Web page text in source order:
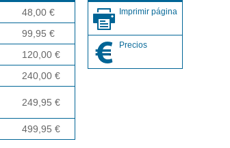
48,00 €
99,95 €
120,00 €
240,00 €
249,95 €
499,95 €
Imprimir página
Precios